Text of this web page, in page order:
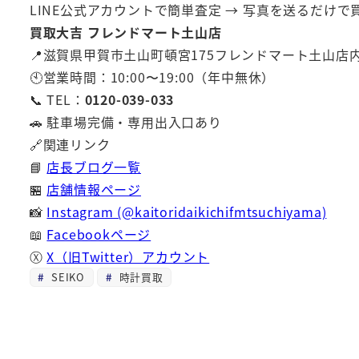
LINE公式アカウントで簡単査定 → 写真を送るだけで
買取大吉 フレンドマート土山店
📍滋賀県甲賀市土山町頓宮175フレンドマート土山店
🕙営業時間：10:00〜19:00（年中無休）
📞 TEL： 0120-039-033
🚗 駐車場完備・専用出入口あり
🔗関連リンク
📘 店長ブログ一覧
🏪 店舗情報ページ
📸 Instagram (@kaitoridaikichifmtsuchiyama)
📖 Facebookページ
ⓍX（旧Twitter）アカウント
SEIKO 時計買取